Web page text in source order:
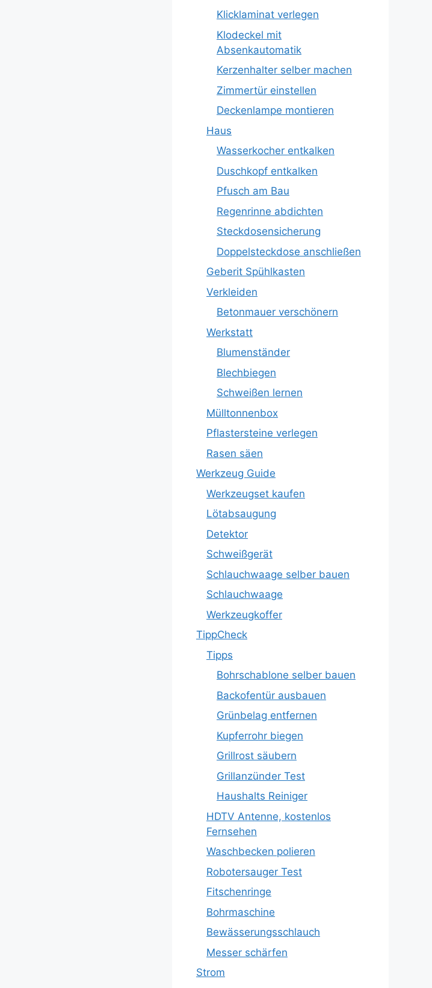
Klicklaminat verlegen
Klodeckel mit
Absenkautomatik
Kerzenhalter selber machen
Zimmertür einstellen
Deckenlampe montieren
Haus
Wasserkocher entkalken
Duschkopf entkalken
Pfusch am Bau
Regenrinne abdichten
Steckdosensicherung
Doppelsteckdose anschließen
Geberit Spühlkasten
Verkleiden
Betonmauer verschönern
Werkstatt
Blumenständer
Blechbiegen
Schweißen lernen
Mülltonnenbox
Pflastersteine verlegen
Rasen säen
Werkzeug Guide
Werkzeugset kaufen
Lötabsaugung
Detektor
Schweißgerät
Schlauchwaage selber bauen
Schlauchwaage
Werkzeugkoffer
TippCheck
Tipps
Bohrschablone selber bauen
Backofentür ausbauen
Grünbelag entfernen
Kupferrohr biegen
Grillrost säubern
Grillanzünder Test
Haushalts Reiniger
HDTV Antenne, kostenlos
Fernsehen
Waschbecken polieren
Robotersauger Test
Fitschenringe
Bohrmaschine
Bewässerungsschlauch
Messer schärfen
Strom